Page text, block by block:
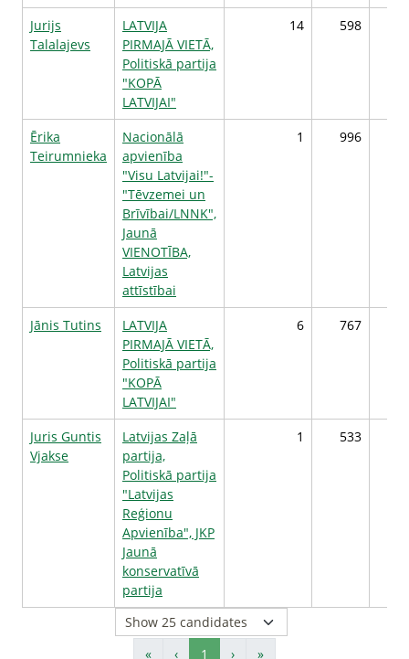
Jurijs
Talalajevs
LATVIJA
PIRMAJĀ VIETĀ,
Politiskā partija
"KOPĀ
LATVIJAI"
14 598
Ērika
Teirumnieka
Nacionālā
apvienība
"Visu Latvijai!"-
"Tēvzemei un
Brīvībai/LNNK",
Jaunā
VIENOTĪBA,
Latvijas
attīstībai
1 996
Jānis Tutins
LATVIJA
PIRMAJĀ VIETĀ,
Politiskā partija
"KOPĀ
LATVIJAI"
6 767
Juris Guntis
Vjakse
Latvijas Zaļā
partija,
Politiskā partija
"Latvijas
Reģionu
Apvienība", JKP
Jaunā
konservatīvā
partija
1 533
« ‹ 1 › »